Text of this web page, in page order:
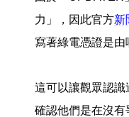
力」，因此官方新
寫著綠電憑證是由
這可以讓觀眾認識
確認他們是在沒